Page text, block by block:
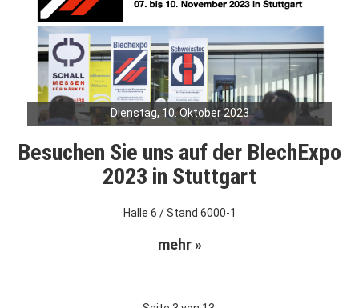
Dienstag, 10. Oktober 2023
Besuchen Sie uns auf der BlechExpo
2023 in Stuttgart
Halle 6 / Stand 6000-1
mehr »